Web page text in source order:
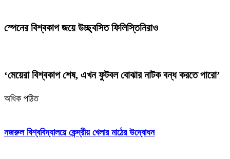
স্পেনের বিশ্বকাপ জয়ে উচ্ছ্বসিত ফিলিস্তিনিরাও
‘মেয়েরা বিশ্বকাপ শেষ, এখন ফুটবল বোঝার নাটক বন্ধ করতে পারো’
অধিক পঠিত
নজরুল বিশ্ববিদ্যালয়ে কেন্দ্রীয় খেলার মাঠের উদ্বোধন